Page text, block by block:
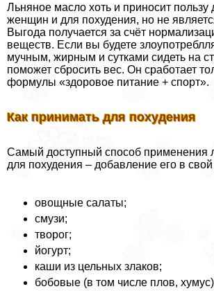
Льняное масло хоть и приносит пользу
женщин и для похудения, но не
Выгода получается за счёт
веществ. Если вы будете
мучным, жирным и сутками сидеть на
поможет сбросить вес. Он сработает
формулы «здоровое питание + спорт».
Как принимать для похудения
Самый доступный способ применения
для похудения – добавление его в
овощные салаты;
смузи;
творог;
йогурт;
каши из цельных злаков;
бобовые (в том числе плов,